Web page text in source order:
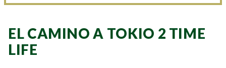
EL CAMINO A TOKIO 2 TIME
LIFE